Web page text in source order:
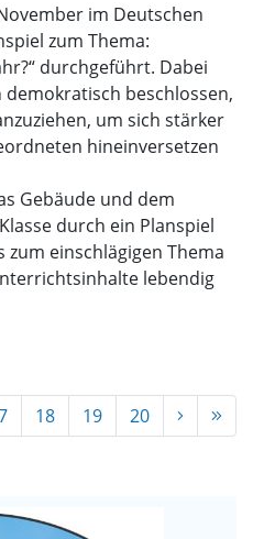
im Deutschen
zum Thema:
durchgeführt. Dabei
beschlossen,
um sich stärker
hineinversetzen
Gebäude und dem
durch ein Planspiel
zum einschlägigen Thema
lebendig
18 19 20